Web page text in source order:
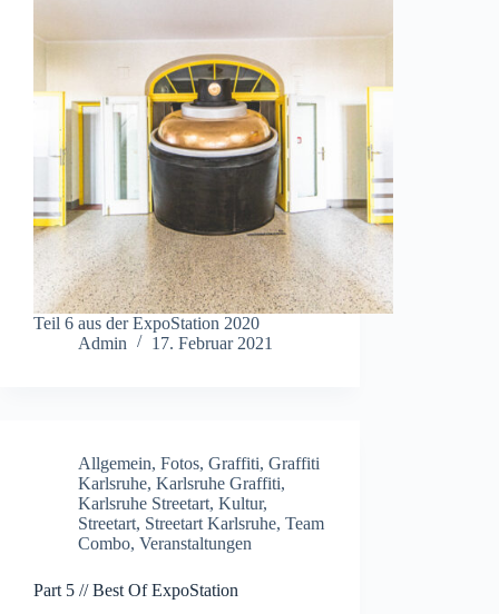
Teil 6 aus der ExpoStation 2020
Admin
17. Februar 2021
Allgemein, Fotos, Graffiti, Graffiti
Karlsruhe, Karlsruhe Graffiti,
Karlsruhe Streetart, Kultur,
Streetart, Streetart Karlsruhe, Team
Combo, Veranstaltungen
Part 5 // Best Of ExpoStation